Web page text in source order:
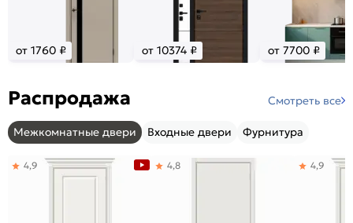
от 1760 ₽ от 10374 ₽ от 7700 ₽
Распродажа Смотреть все
Межкомнатные двери Входные двери Фурнитура
4,9 4,8 4,9